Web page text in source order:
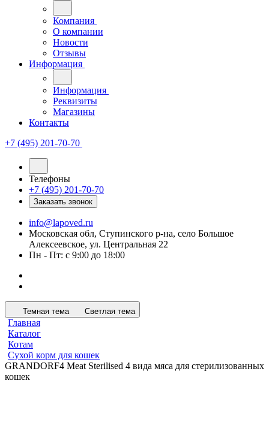
Компания
О компании
Новости
Отзывы
Информация
Информация
Реквизиты
Магазины
Контакты
+7 (495) 201-70-70
Телефоны
+7 (495) 201-70-70
Заказать звонок
info@lapoved.ru
Московская обл, Ступинского р-на, село Большое
Алексеевское, ул. Центральная 22
Пн - Пт: с 9:00 до 18:00
Темная тема Светлая тема
Главная
Каталог
Котам
Сухой корм для кошек
GRANDORF4 Meat Sterilised 4 вида мяса для стерилизованных
кошек